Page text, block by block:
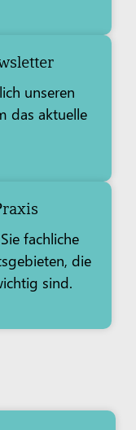
unseren
das aktuelle
fachliche
die
sind.